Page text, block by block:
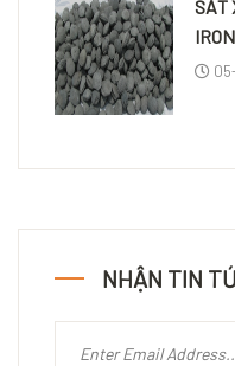
SẮT
NHẬN TIN